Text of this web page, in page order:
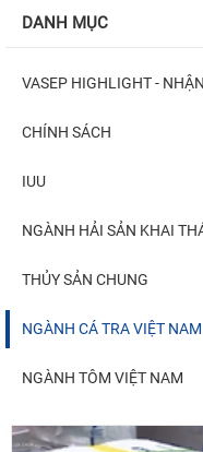
DANH MỤC
VASEP HIGHLIGHT -
CHÍNH SÁCH
IUU
NGÀNH HẢI SẢN KHAI
THỦY SẢN CHUNG
NGÀNH CÁ TRA VIỆT NAM
NGÀNH TÔM VIỆT NAM